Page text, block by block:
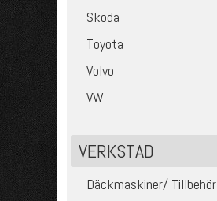
Skoda
Toyota
Volvo
VW
VERKSTAD
Däckmaskiner/ Tillbehör